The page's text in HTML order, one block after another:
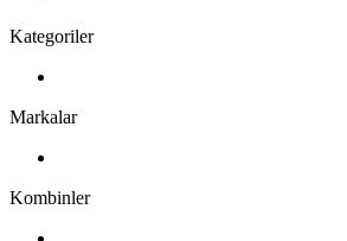
Kategoriler
Markalar
Kombinler